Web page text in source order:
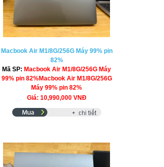
Macbook Air M1/8G/256G Máy 99% pin
82%
Mã SP: Macbook Air M1/8G/256G Máy
99% pin 82%Macbook Air M1/8G/256G
Máy 99% pin 82%
Giá: 10,990,000 VNĐ